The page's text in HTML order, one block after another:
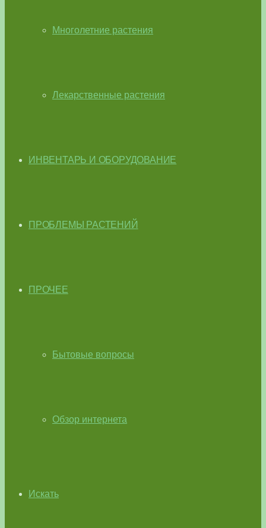
Многолетние растения
Лекарственные растения
ИНВЕНТАРЬ И ОБОРУДОВАНИЕ
ПРОБЛЕМЫ РАСТЕНИЙ
ПРОЧЕЕ
Бытовые вопросы
Обзор интернета
Искать